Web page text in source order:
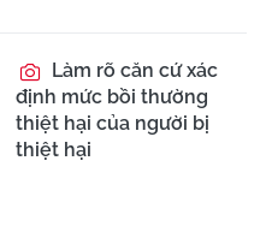
Làm rõ căn cứ xác
định mức bồi thường
thiệt hại của người bị
thiệt hại